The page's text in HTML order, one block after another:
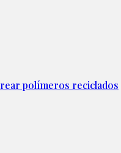
polímeros reciclados